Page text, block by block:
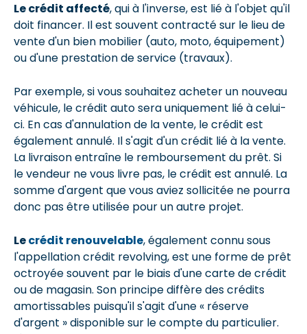
Le crédit affecté, qui à l'inverse, est lié à l'objet qu'il
doit financer. Il est souvent contracté sur le lieu de
vente d'un bien mobilier (auto, moto, équipement)
ou d'une prestation de service (travaux).
Par exemple, si vous souhaitez acheter un nouveau
véhicule, le crédit auto sera uniquement lié à celui-
ci. En cas d'annulation de la vente, le crédit est
également annulé. Il s'agit d'un crédit lié à la vente.
La livraison entraîne le remboursement du prêt. Si
le vendeur ne vous livre pas, le crédit est annulé. La
somme d'argent que vous aviez sollicitée ne pourra
donc pas être utilisée pour un autre projet.
Lecrédit renouvelable, également connu sous
l'appellation crédit revolving, est une forme de prêt
octroyée souvent par le biais d'une carte de crédit
ou de magasin. Son principe diffère des crédits
amortissables puisqu'il s'agit d'une « réserve
d'argent » disponible sur le compte du particulier.